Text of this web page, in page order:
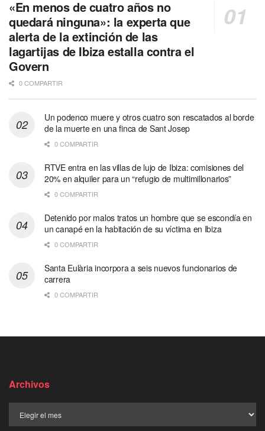
«En menos de cuatro años no
quedará ninguna»: la experta que
alerta de la extinción de las
lagartijas de Ibiza estalla contra el
Govern
0 COMPARTIR
Un podenco muere y otros cuatro son rescatados al borde
de la muerte en una finca de Sant Josep
0 COMPARTIR
RTVE entra en las villas de lujo de Ibiza: comisiones del
20% en alquiler para un “refugio de multimillonarios”
0 COMPARTIR
Detenido por malos tratos un hombre que se escondía en
un canapé en la habitación de su víctima en Ibiza
0 COMPARTIR
Santa Eulària incorpora a seis nuevos funcionarios de
carrera
0 COMPARTIR
Archivos